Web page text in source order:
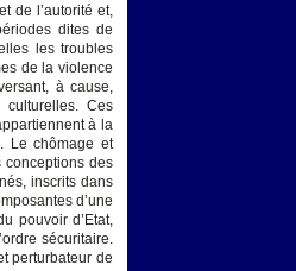
de l’autorité et,
dites de
les troubles
de la violence
à cause,
Ces
à la
Le chômage et
conceptions des
inscrits dans
d’une
pouvoir d’Etat,
sécuritaire.
perturbateur de